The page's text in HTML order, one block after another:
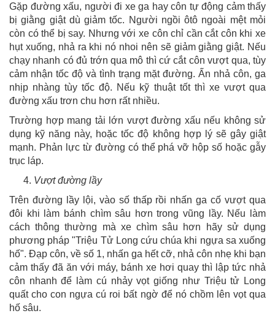
Gặp đường xấu, người đi xe ga hay côn tự động cảm thấy
bị giằng giật dù giảm tốc. Người ngồi ôtô ngoài mệt mỏi
còn có thể bị say. Nhưng với xe côn chỉ cần cắt côn khi xe
hụt xuống, nhả ra khi nó nhoi nên sẽ giảm giằng giật. Nếu
chạy nhanh có đủ trớn qua mô thì cứ cắt côn vượt qua, tùy
cảm nhận tốc độ và tình trạng mặt đường. Ấn nhả côn, ga
nhịp nhàng tùy tốc độ. Nếu kỹ thuật tốt thì xe vượt qua
đường xấu trơn chu hơn rất nhiều.
Trường hợp mang tải lớn vượt đường xấu nếu không sử
dụng kỹ năng này, hoặc tốc độ không hợp lý sẽ gây giật
mạnh. Phản lực từ đường có thể phá vỡ hộp số hoặc gẫy
trục láp.
Vượt đường lầy
Trên đường lầy lội, vào số thấp rồi nhấn ga cố vượt qua
đôi khi làm bánh chìm sâu hơn trong vũng lầy. Nếu làm
cách thông thường mà xe chìm sâu hơn hãy sử dụng
phương pháp "Triệu Tử Long cứu chúa khi ngựa sa xuống
hố". Đạp côn, về số 1, nhấn ga hết cỡ, nhả côn nhẹ khi bạn
cảm thấy đã ăn với máy, bánh xe hơi quay thì lập tức nhả
côn nhanh để làm cú nhảy vọt giống như Triệu tử Long
quất cho con ngựa cú roi bất ngờ để nó chồm lên vọt qua
hố sâu.